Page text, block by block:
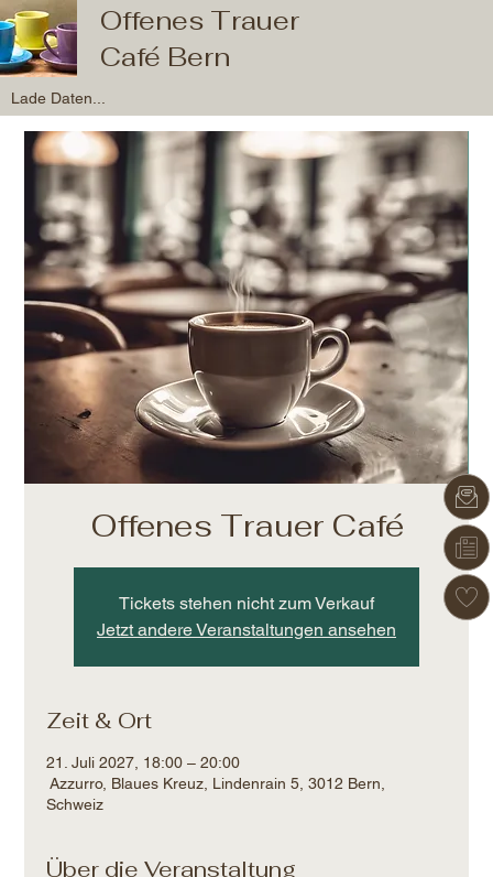
Lade Daten...
Offenes Trauer
Café Bern
Offenes Trauer Café
Tickets stehen nicht zum Verkauf
Jetzt andere Veranstaltungen ansehen
Zeit & Ort
21. Juli 2027, 18:00 – 20:00
Azzurro, Blaues Kreuz, Lindenrain 5, 3012 Bern,
Schweiz
Über die Veranstaltung